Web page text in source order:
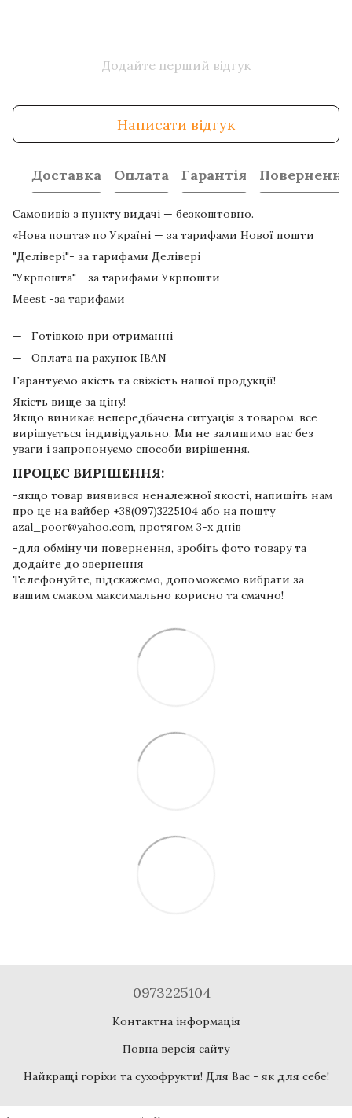
Додайте перший відгук
Написати відгук
Доставка Оплата Гарантія Повернення
Самовивіз з пункту видачі — безкоштовно.
«Нова пошта» по Україні — за тарифами Нової пошти
"Делівері"- за тарифами Делівері
"Укрпошта" - за тарифами Укрпошти
Meest -за тарифами
Готівкою при отриманні
Оплата на рахунок IBAN
Гарантуємо якість та свіжість нашої продукції!
Якість вище за ціну!
Якщо виникає непередбачена ситуація з товаром, все
вирішується індивідуально. Ми не залишимо вас без
уваги і запропонуємо способи вирішення.
ПРОЦЕС ВИРІШЕННЯ:
-якщо товар виявився неналежної якості, напишіть нам
про це на вайбер +38(097)3225104 або на пошту
azal_poor@yahoo.com, протягом 3-х днів
-для обміну чи повернення, зробіть фото товару та
додайте до звернення
Телефонуйте, підскажемо, допоможемо вибрати за
вашим смаком максимально корисно та смачно!
0973225104
Контактна інформація
Повна версія сайту
Найкращі горіхи та сухофрукти! Для Вас - як для себе!